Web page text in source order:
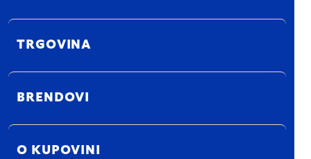
TRGOVINA
BRENDOVI
O KUPOVINI